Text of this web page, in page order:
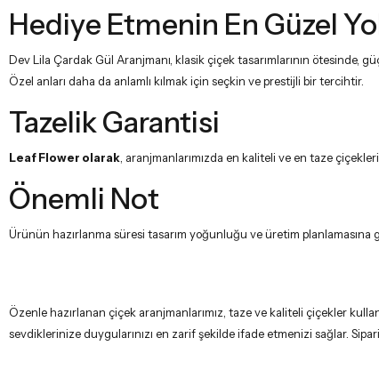
Hediye Etmenin En Güzel
Dev Lila Çardak Gül Aranjmanı, klasik çiçek tasarımlarının
Özel anları daha da anlamlı kılmak için seçkin ve prestijli bir tercihtir.
Tazelik Garantisi
Leaf Flower olarak , aranjmanlarımızda en kaliteli ve en taze
Önemli Not
Ürünün hazırlanma süresi tasarım yoğunluğu ve üretim
Özenle hazırlanan çiçek aranjmanlarımız, taze ve kaliteli çiçekler
sevdiklerinize duygularınızı en zarif şekilde ifade etmenizi sağlar.